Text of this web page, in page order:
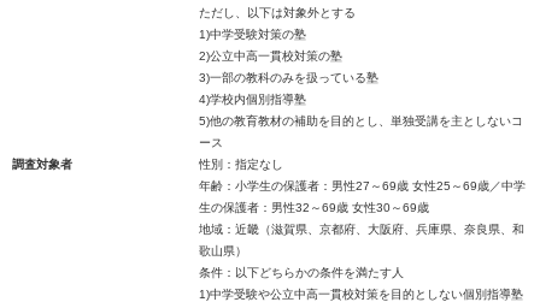
ただし、以下は対象外とする
1)中学受験対策の塾
2)公立中高一貫校対策の塾
3)一部の教科のみを扱っている塾
4)学校内個別指導塾
5)他の教育教材の補助を目的とし、単独受講を主としないコ
ース
調査対象者
性別：指定なし
年齢：小学生の保護者：男性27～69歳 女性25～69歳／中学
生の保護者：男性32～69歳 女性30～69歳
地域：近畿（滋賀県、京都府、大阪府、兵庫県、奈良県、和
歌山県）
条件：以下どちらかの条件を満たす人
1)中学受験や公立中高一貫校対策を目的としない個別指導塾